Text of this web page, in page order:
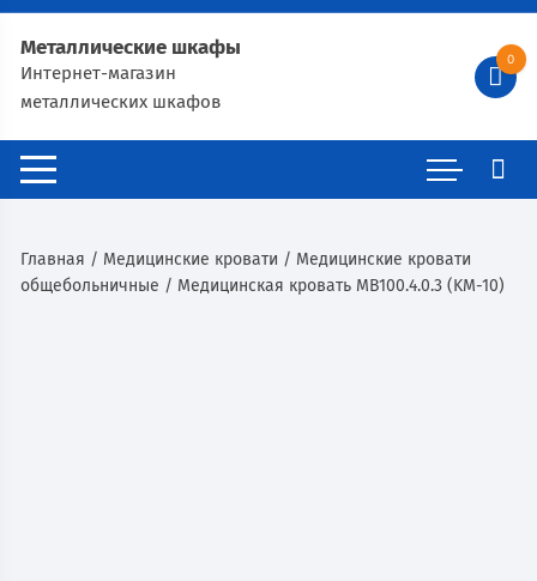
Металлические шкафы
Интернет-магазин
металлических шкафов
0
Главная / Медицинские кровати / Медицинские кровати
общебольничные / Медицинская кровать MB100.4.0.3 (KM-10)